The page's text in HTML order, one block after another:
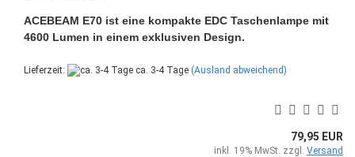
ACEBEAM E70 ist eine kompakte EDC Taschenlampe mit
4600 Lumen in einem exklusiven Design.
Lieferzeit: ca. 3-4 Tage (Ausland abweichend)
79,95 EUR
inkl. 19% MwSt. zzgl. Versand